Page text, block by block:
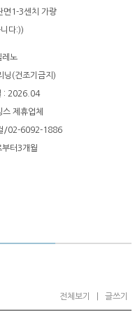
면1-3센치 가량
다:))
노
닝(건조기금지)
: 2026.04
제휴업체
/02-6092-1886
부터3개월
전체보기 글쓰기